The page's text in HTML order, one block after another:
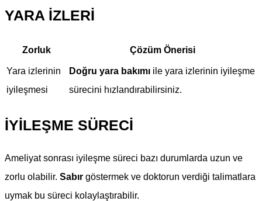
YARA İZLERI
Zorluk Çözüm Önerisi
Yara izlerinin
iyileşmesi
Doğru yara bakımı ile yara izlerinin iyileşme
sürecini hızlandırabilirsiniz.
İYILEŞME SÜRECI
Ameliyat sonrası iyileşme süreci bazı durumlarda uzun ve
zorlu olabilir. Sabır göstermek ve doktorun verdiği talimatlara
uymak bu süreci kolaylaştırabilir.